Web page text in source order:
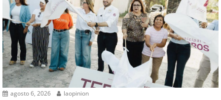
agosto 6, 2026 laopinion